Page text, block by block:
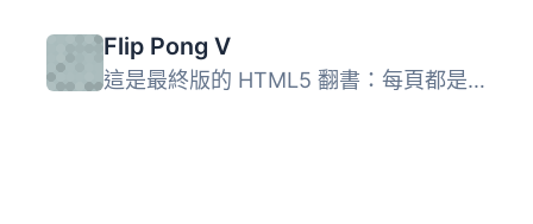
Flip Pong V
這是最終版的 HTML5 翻書：每頁都是由一張圖片製成，具有很好...